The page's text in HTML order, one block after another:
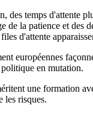
des temps d'attente
de la patience et des
d'attente
européennes
en mutation.
une formation
les risques.